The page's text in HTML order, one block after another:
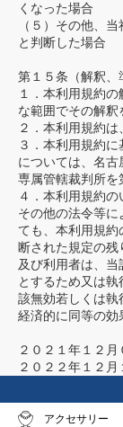
くなった場合
（５）その他、
と判断した場合
第１５条（解釈、
１．本利用規約
な範囲でその解釈
２．本利用規約は
３．本利用規約
については、名
専属管轄裁判所を
４．本利用規約
その他の法令等
ても、本利用規約
断された規定の
及び利用者は、
とするため又は
該無効若しくは執
経済的に同等の効
２０２１年１２月
２０２２年１２月
アクセサリー